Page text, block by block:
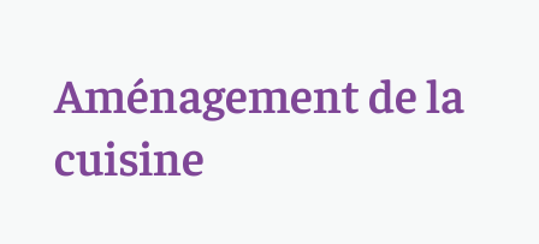
Aménagement de la
cuisine